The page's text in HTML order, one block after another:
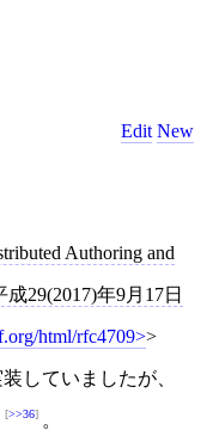
Edit New
Authoring and
成29(2017)年9月17日
html/rfc4709 >
していましたが、
>>36 。